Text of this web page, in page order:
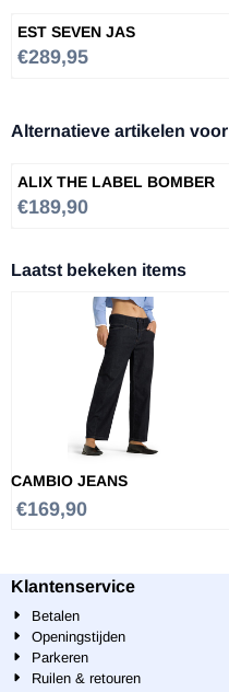
EST SEVEN JAS
Prijs: 289,95
€289,95
Alternatieve artikelen voor
ALIX THE LABEL BOMBER
Prijs: 189,90
€189,90
Laatst bekeken items
CAMBIO JEANS
€169,90
Klantenservice
Betalen
Openingstijden
Parkeren
Ruilen & retouren